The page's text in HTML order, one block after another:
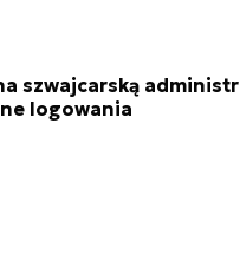
szwajcarską
logowania